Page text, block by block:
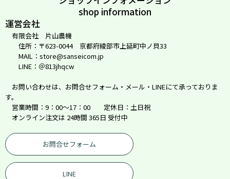
shop information
運営会社
有限会社 片山農機
住所：〒623-0044 京都府綾部市上延町中ノ貝33
MAIL：store@sanseicom.jp
LINE：＠813jhqcw
お問い合わせは、お問合せフォーム・メール・LINEにて承っておりま
す。
営業時間：9：00～17：00 定休日：土日祝
オンライン注文は 24時間 365日 受付中
お問合せフォーム
LINE